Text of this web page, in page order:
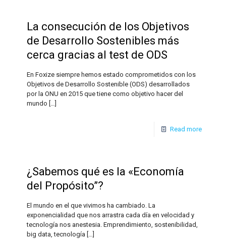
La consecución de los Objetivos
de Desarrollo Sostenibles más
cerca gracias al test de ODS
En Foxize siempre hemos estado comprometidos con los
Objetivos de Desarrollo Sostenible (ODS) desarrollados
por la ONU en 2015 que tiene como objetivo hacer del
mundo […]
Read more
¿Sabemos qué es la «Economía
del Propósito”?
El mundo en el que vivimos ha cambiado. La
exponencialidad que nos arrastra cada día en velocidad y
tecnología nos anestesia. Emprendimiento, sostenibilidad,
big data, tecnología […]